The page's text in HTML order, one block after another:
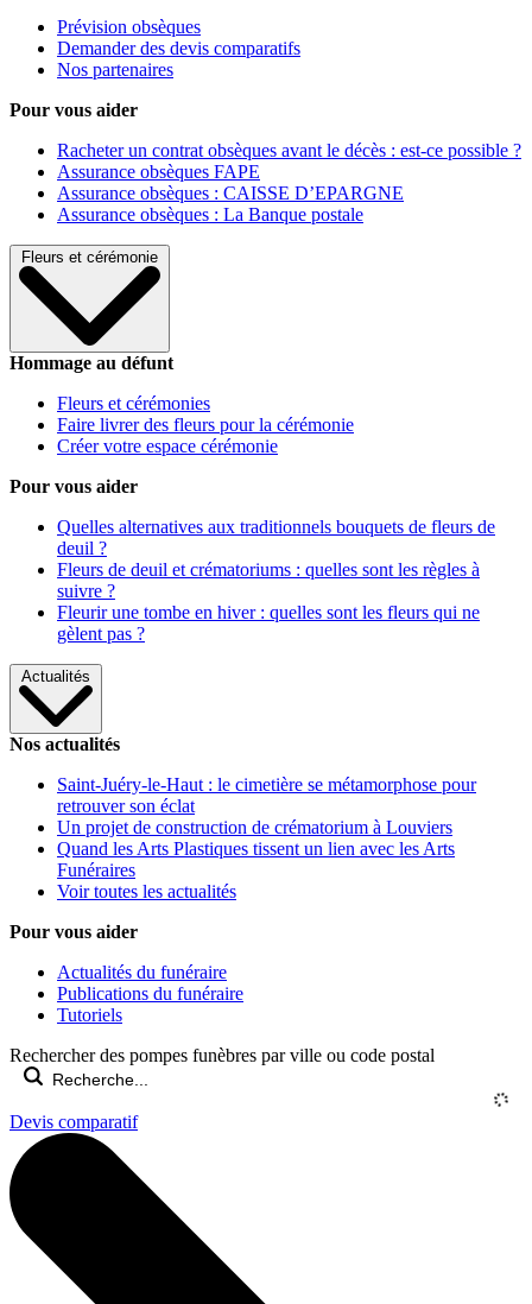
Prévision obsèques
Demander des devis comparatifs
Nos partenaires
Pour vous aider
Racheter un contrat obsèques avant le décès : est-ce possible ?
Assurance obsèques FAPE
Assurance obsèques : CAISSE D’EPARGNE
Assurance obsèques : La Banque postale
Fleurs et cérémonie
Hommage au défunt
Fleurs et cérémonies
Faire livrer des fleurs pour la cérémonie
Créer votre espace cérémonie
Pour vous aider
Quelles alternatives aux traditionnels bouquets de fleurs de
deuil ?
Fleurs de deuil et crématoriums : quelles sont les règles à
suivre ?
Fleurir une tombe en hiver : quelles sont les fleurs qui ne
gèlent pas ?
Actualités
Nos actualités
Saint-Juéry-le-Haut : le cimetière se métamorphose pour
retrouver son éclat
Un projet de construction de crématorium à Louviers
Quand les Arts Plastiques tissent un lien avec les Arts
Funéraires
Voir toutes les actualités
Pour vous aider
Actualités du funéraire
Publications du funéraire
Tutoriels
Rechercher des pompes funèbres par ville ou code postal
Devis comparatif